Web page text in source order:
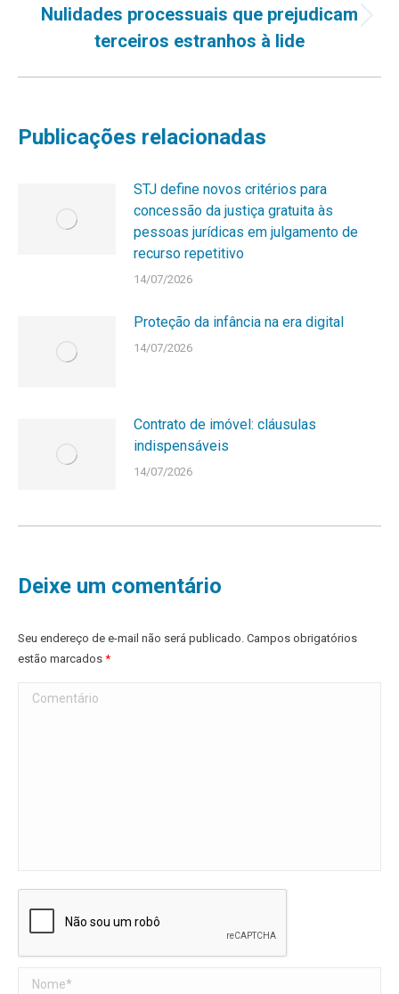
Próximo
post:
Nulidades processuais que prejudicam
terceiros estranhos à lide
Publicações relacionadas
STJ define novos critérios para
concessão da justiça gratuita às
pessoas jurídicas em julgamento de
recurso repetitivo
14/07/2026
Proteção da infância na era digital
14/07/2026
Contrato de imóvel: cláusulas
indispensáveis
14/07/2026
Deixe um comentário
Seu endereço de e-mail não será publicado. Campos obrigatórios
estão marcados *
Comentário
Nome *